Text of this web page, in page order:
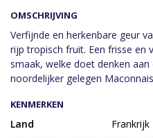
OMSCHRIJVING
Verfijnde en herkenbare geur
rijp tropisch fruit. Een frisse en
smaak, welke doet denken
noordelijker gelegen
KENMERKEN
Land
Frankrijk